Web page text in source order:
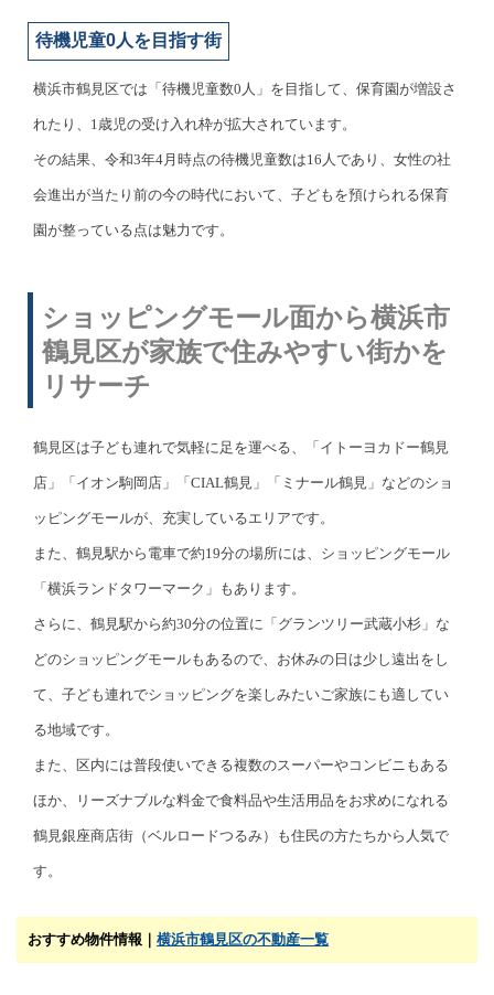
待機児童0人を目指す街
横浜市鶴見区では「待機児童数0人」を目指して、保育園が増設さ
れたり、1歳児の受け入れ枠が拡大されています。
その結果、令和3年4月時点の待機児童数は16人であり、女性の社
会進出が当たり前の今の時代において、子どもを預けられる保育
園が整っている点は魅力です。
ショッピングモール面から横浜市
鶴見区が家族で住みやすい街かを
リサーチ
鶴見区は子ども連れで気軽に足を運べる、「イトーヨカドー鶴見
店」「イオン駒岡店」「CIAL鶴見」「ミナール鶴見」などのショ
ッピングモールが、充実しているエリアです。
また、鶴見駅から電車で約19分の場所には、ショッピングモール
「横浜ランドタワーマーク」もあります。
さらに、鶴見駅から約30分の位置に「グランツリー武蔵小杉」な
どのショッピングモールもあるので、お休みの日は少し遠出をし
て、子ども連れでショッピングを楽しみたいご家族にも適してい
る地域です。
また、区内には普段使いできる複数のスーパーやコンビニもある
ほか、リーズナブルな料金で食料品や生活用品をお求めになれる
鶴見銀座商店街（ベルロードつるみ）も住民の方たちから人気で
す。
おすすめ物件情報｜ 横浜市鶴見区の不動産一覧